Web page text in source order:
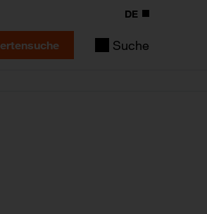
DE
Suche